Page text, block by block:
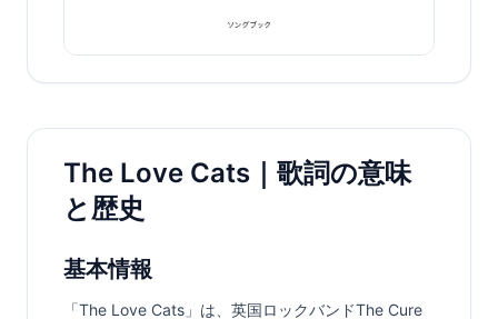
The Love Cats｜歌詞の意味
と歴史
基本情報
「The Love Cats」は、英国ロックバンドThe Cure